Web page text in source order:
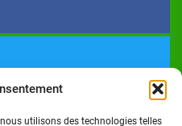
utilisons des technologies telles